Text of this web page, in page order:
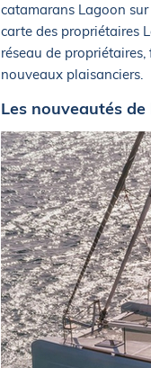
catamarans Lagoon
carte des propriétaires
réseau de
nouveaux plaisanciers.
Les nouveautés